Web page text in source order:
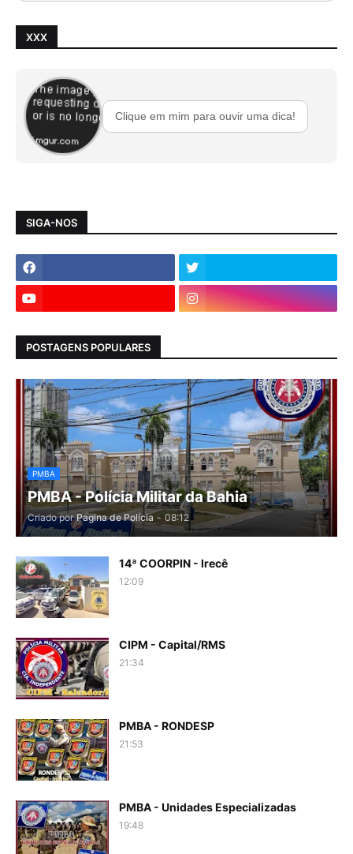
XXX
Clique em mim para ouvir uma dica!
SIGA-NOS
POSTAGENS POPULARES
PMBA
PMBA - Polícia Militar da Bahia
Criado por Pagina de Polícia - 08:12
14ª COORPIN - Irecê
12:09
CIPM - Capital/RMS
21:34
PMBA - RONDESP
21:53
PMBA - Unidades Especializadas
19:48